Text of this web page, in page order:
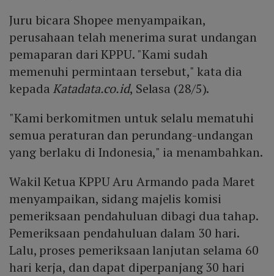
Juru bicara Shopee menyampaikan,
perusahaan telah menerima surat undangan
pemaparan dari KPPU. "Kami sudah
memenuhi permintaan tersebut," kata dia
kepada Katadata.co.id, Selasa (28/5).
"Kami berkomitmen untuk selalu mematuhi
semua peraturan dan perundang-undangan
yang berlaku di Indonesia," ia menambahkan.
Wakil Ketua KPPU Aru Armando pada Maret
menyampaikan, sidang majelis komisi
pemeriksaan pendahuluan dibagi dua tahap.
Pemeriksaan pendahuluan dalam 30 hari.
Lalu, proses pemeriksaan lanjutan selama 60
hari kerja, dan dapat diperpanjang 30 hari